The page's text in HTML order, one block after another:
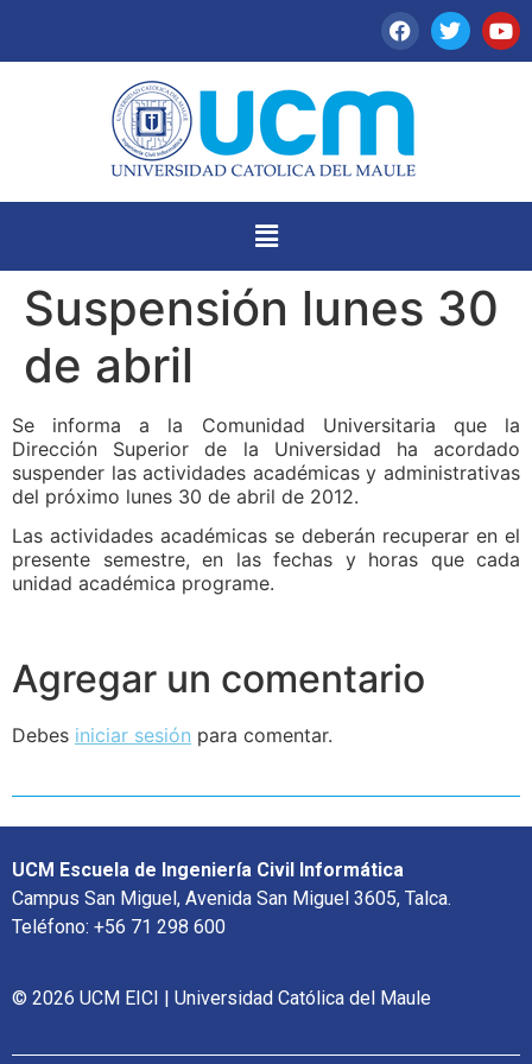
Suspensión lunes 30
de abril
Se informa a la Comunidad Universitaria que la
Dirección Superior de la Universidad ha acordado
suspender las actividades académicas y administrativas
del próximo lunes 30 de abril de 2012.
Las actividades académicas se deberán recuperar en el
presente semestre, en las fechas y horas que cada
unidad académica programe.
Agregar un comentario
Debes iniciar sesión para comentar.
UCM Escuela de Ingeniería Civil Informática
Campus San Miguel, Avenida San Miguel 3605, Talca.
Teléfono: +56 71 298 600
© 2026 UCM EICI | Universidad Católica del Maule